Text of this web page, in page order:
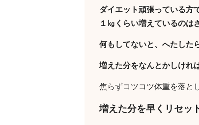
ダイエット頑張っている方
１㎏くらい増えているのは
何もしてないと、へたした
増えた分をなんとかしけれ
焦らずコツコツ体重を落と
増えた分を早くリセッ